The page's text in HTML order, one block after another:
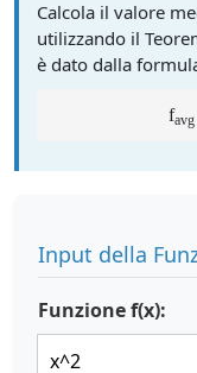
Calcola il valore
utilizzando il
è dato dalla
favg
Input della
Funzione f(x):